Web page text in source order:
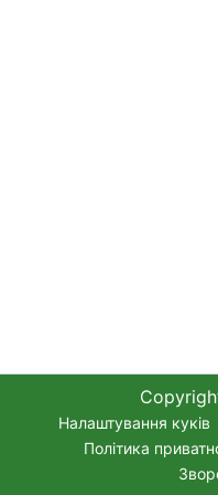
Налаштування куків
Політика